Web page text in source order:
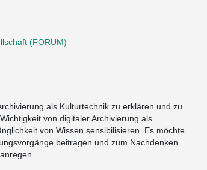
(FORUM)
als Kulturtechnik zu erklären und zu
von digitaler Archivierung als
von Wissen sensibilisieren. Es möchte
beitragen und zum Nachdenken